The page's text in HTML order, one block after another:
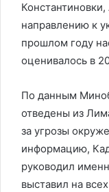
направлению к
прошлом году
оценивалось в
По данным
отведены из
за угрозы
информацию,
руководил
выставил на